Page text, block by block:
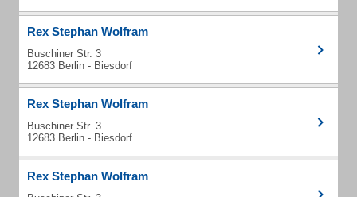
Rex Stephan Wolfram
Buschiner Str. 3
12683 Berlin - Biesdorf
Rex Stephan Wolfram
Buschiner Str. 3
12683 Berlin - Biesdorf
Rex Stephan Wolfram